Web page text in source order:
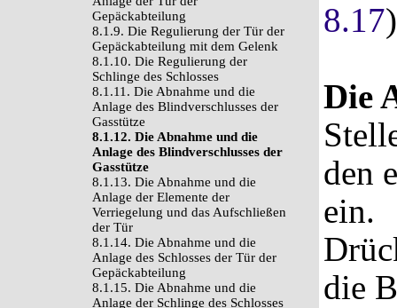
Gepäckabteilung
8.1.9. Die Regulierung der Tür der
Gepäckabteilung mit dem Gelenk
8.1.10. Die Regulierung der
Schlinge des Schlosses
8.1.11. Die Abnahme und die
Anlage des Blindverschlusses der
Gasstütze
8.1.12. Die Abnahme und die
Anlage des Blindverschlusses der
Gasstütze
8.1.13. Die Abnahme und die
Anlage der Elemente der
Verriegelung und das Aufschließen
der Tür
8.1.14. Die Abnahme und die
Anlage des Schlosses der Tür der
Gepäckabteilung
8.1.15. Die Abnahme und die
Anlage der Schlinge des Schlosses
8.17
Die
den
ein.
die